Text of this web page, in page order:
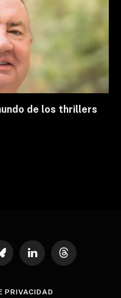
de los thrillers
Bluesky LinkedInThreads
PRIVACIDAD